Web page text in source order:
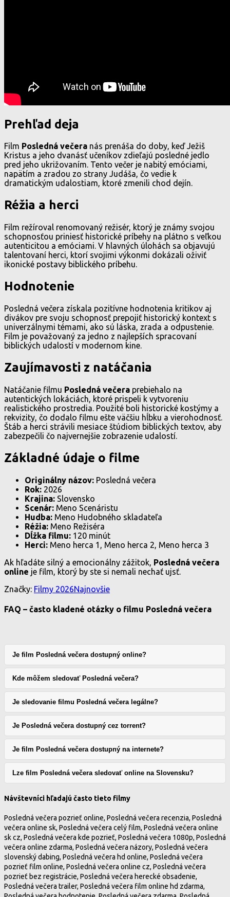
Prehľad deja
Film Posledná večera nás prenáša do doby, keď Ježiš
Kristus a jeho dvanásť učeníkov zdieľajú posledné jedlo
pred jeho ukrižovaním. Tento večer je nabitý emóciami,
napätím a zradou zo strany Judáša, čo vedie k
dramatickým udalostiam, ktoré zmenili chod dejín.
Réžia a herci
Film režíroval renomovaný režisér, ktorý je známy svojou
schopnosťou priniesť historické príbehy na plátno s veľkou
autenticitou a emóciami. V hlavných úlohách sa objavujú
talentovaní herci, ktorí svojimi výkonmi dokázali oživiť
ikonické postavy biblického príbehu.
Hodnotenie
Posledná večera získala pozitívne hodnotenia kritikov aj
divákov pre svoju schopnosť prepojiť historický kontext s
univerzálnymi témami, ako sú láska, zrada a odpustenie.
Film je považovaný za jedno z najlepších spracovaní
biblických udalostí v modernom kine.
Zaujímavosti z natáčania
Natáčanie filmu Posledná večera prebiehalo na
autentických lokáciách, ktoré prispeli k vytvoreniu
realistického prostredia. Použité boli historické kostýmy a
rekvizity, čo dodalo filmu ešte väčšiu hĺbku a vierohodnosť.
Štáb a herci strávili mesiace štúdiom biblických textov, aby
zabezpečili čo najvernejšie zobrazenie udalostí.
Základné údaje o filme
Originálny názov: Posledná večera
Rok: 2026
Krajina: Slovensko
Scenár: Meno Scenáristu
Hudba: Meno Hudobného skladateľa
Réžia: Meno Režiséra
Dĺžka filmu: 120 minút
Herci: Meno herca 1, Meno herca 2, Meno herca 3
Ak hľadáte silný a emocionálny zážitok, Posledná večera
online je film, ktorý by ste si nemali nechať ujsť.
Značky: Filmy 2026Najnovšie
FAQ – často kladené otázky o filmu Posledná večera
Je film Posledná večera dostupný online?
Kde môžem sledovať Posledná večera?
Je sledovanie filmu Posledná večera legálne?
Je Posledná večera dostupný cez torrent?
Je film Posledná večera dostupný na internete?
Lze film Posledná večera sledovať online na Slovensku?
Návštevníci hľadajú často tieto filmy
Posledná večera pozrieť online, Posledná večera recenzia, Posledná
večera online sk, Posledná večera celý film, Posledná večera online
sk cz, Posledná večera kde pozrieť, Posledná večera 1080p, Posledná
večera online zdarma, Posledná večera názory, Posledná večera
slovenský dabing, Posledná večera hd online, Posledná večera
pozrieť film online, Posledná večera online cz, Posledná večera
pozrieť bez registrácie, Posledná večera herecké obsadenie,
Posledná večera trailer, Posledná večera film online hd zdarma,